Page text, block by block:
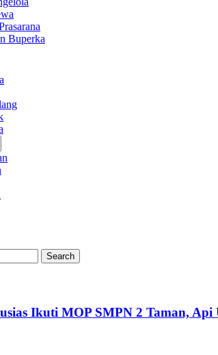
Buperka
Ikuti MOP SMPN 2 Taman,